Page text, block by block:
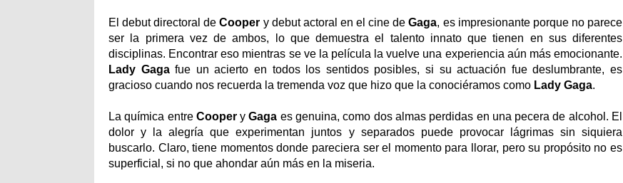
El debut directoral deCooper y debut actoral en el cine deGaga, es impresionante porque no parece
ser la primera vez de ambos, lo que demuestra el talento innato que tienen en sus diferentes
disciplinas. Encontrar eso mientras se ve la película la vuelve una experiencia aún más emocionante.
Lady Gagafue un acierto en todos los sentidos posibles, si su actuación fue deslumbrante, es
gracioso cuando nos recuerda la tremenda voz que hizo que la conociéramos como Lady Gaga.
La química entre CooperyGaga es genuina, como dos almas perdidas en una pecera de alcohol. El
dolor y la alegría que experimentan juntos y separados puede provocar lágrimas sin siquiera
buscarlo. Claro, tiene momentos donde pareciera ser el momento para llorar, pero su propósito no es
superficial, si no que ahondar aún más en la miseria.